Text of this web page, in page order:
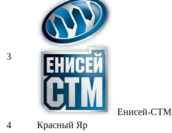
3
Енисей-СТМ
4 Красный Яр